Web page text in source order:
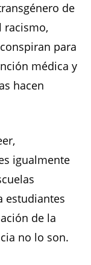
de
racismo,
para
médica y
hacen
igualmente
estudiantes
de la
no lo son.